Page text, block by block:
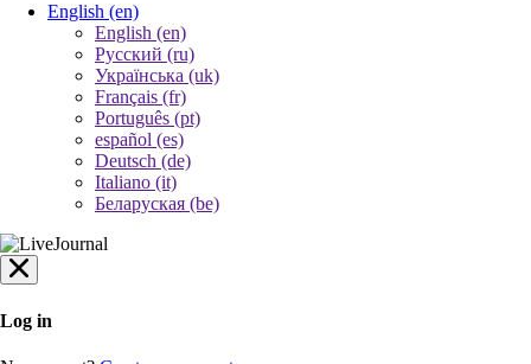
English (en)
English (en)
Русский (ru)
Українська (uk)
Français (fr)
Português (pt)
español (es)
Deutsch (de)
Italiano (it)
Беларуская (be)
Log in